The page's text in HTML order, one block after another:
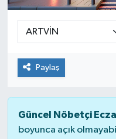
Paylaş
Güncel Nöbetçi
boyunca açık